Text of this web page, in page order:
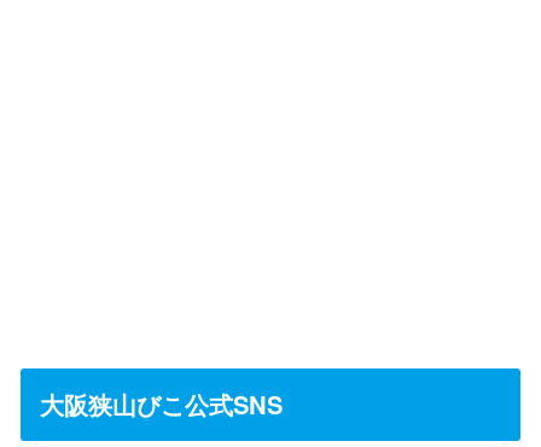
大阪狭山びこ公式SNS